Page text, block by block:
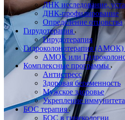
ДНК исследование,
ДНК-профилирование
Определение отцовства
Гирудотерапия
Гирудотерапия
Гидроколонотерапия (АМОК)
АМОК или
Комплексные программы
Антистресс
Здоровая беременность
Мужское здоровье
Укрепление иммунитета
БОС терапия
БОС в гинекологии